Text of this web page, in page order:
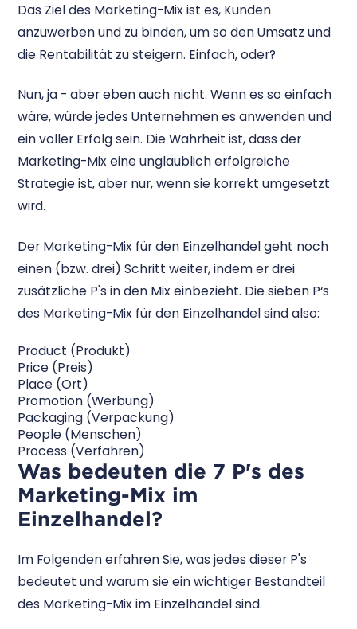
Das Ziel des Marketing-Mix ist es, Kunden
anzuwerben und zu binden, um so den Umsatz und
die Rentabilität zu steigern. Einfach, oder?
Nun, ja - aber eben auch nicht. Wenn es so einfach
wäre, würde jedes Unternehmen es anwenden und
ein voller Erfolg sein. Die Wahrheit ist, dass der
Marketing-Mix eine unglaublich erfolgreiche
Strategie ist, aber nur, wenn sie korrekt umgesetzt
wird.
Der Marketing-Mix für den Einzelhandel geht noch
einen (bzw. drei) Schritt weiter, indem er drei
zusätzliche P's in den Mix einbezieht. Die sieben P‘s
des Marketing-Mix für den Einzelhandel sind also:
Product (Produkt)
Price (Preis)
Place (Ort)
Promotion (Werbung)
Packaging (Verpackung)
People (Menschen)
Process (Verfahren)
Was bedeuten die 7 P's des
Marketing-Mix im
Einzelhandel?
Im Folgenden erfahren Sie, was jedes dieser P's
bedeutet und warum sie ein wichtiger Bestandteil
des Marketing-Mix im Einzelhandel sind.